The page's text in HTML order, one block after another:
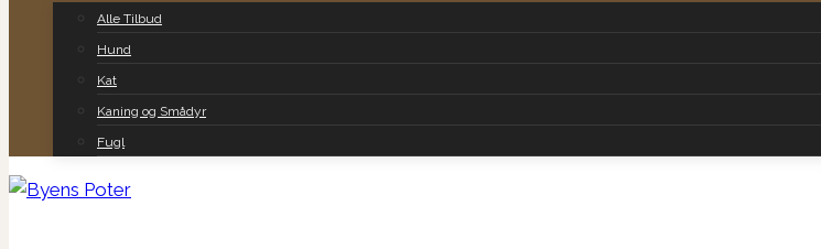
Alle Tilbud
Hund
Kat
Kaning og Smådyr
Fugl